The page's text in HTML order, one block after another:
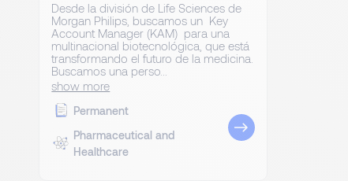
Desde la división de Life Sciences de
Morgan Philips, buscamos un Key
Account Manager (KAM) para una
multinacional biotecnológica, que está
transformando el futuro de la medicina.
Buscamos una perso...
show more
Permanent
Pharmaceutical and
Healthcare